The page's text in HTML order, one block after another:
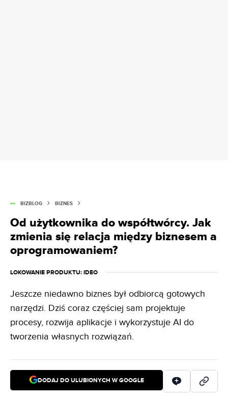
BIZBLOG BIZNES
Od użytkownika do współtwórcy. Jak
zmienia się relacja między biznesem a
oprogramowaniem?
LOKOWANIE PRODUKTU: IDEO
Jeszcze niedawno biznes był odbiorcą gotowych
narzędzi. Dziś coraz częściej sam projektuje
procesy, rozwija aplikacje i wykorzystuje AI do
tworzenia własnych rozwiązań.
DODAJ DO ULUBIONYCH W GOOGLE